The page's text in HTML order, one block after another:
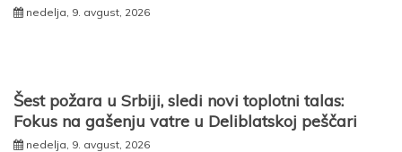
nedelja, 9. avgust, 2026
Šest požara u Srbiji, sledi novi toplotni talas:
Fokus na gašenju vatre u Deliblatskoj peščari
nedelja, 9. avgust, 2026